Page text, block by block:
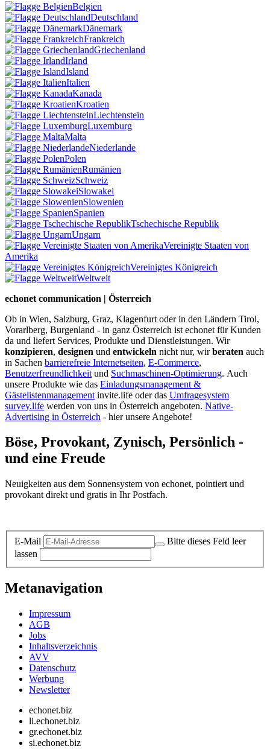
Belgien
Deutschland
Dänemark
Frankreich
Griechenland
Irland
Island
Italien
Kanada
Kroatien
Liechtenstein
Luxemburg
Malta
Niederlande
Polen
Rumänien
Schweiz
Slowakei
Slowenien
Spanien
Tschechische Republik
Ungarn
Vereinigte Staaten von
Amerika
Vereinigtes Königreich
Weltweit
echonet communication | Österreich
Ob in Wien, Salzburg, Graz, Klagenfurt oder in den Ländern Tirol,
Vorarlberg, Burgenland - in ganz Österreich ist echonet für Kunden
da und liefert Services, Produkte und Dienstleistungen. Wir
konzipieren, designen und entwickeln nicht nur, wirberaten auch
in Sachen barrierefreie Internetseiten, E-Commerce,
Benutzerfreundlichkeit und Suchmaschinen-Optimierung. Auch
unsere Produkte wie das Einladungsmanagement &
Gästelistenmanagement invite.life oder das Umfragesystem
survey.life werden von uns in Österreich angeboten. Native-
Advertising in Österreich - hier unsere Angebote!
Böse, Provokant, Zynisch, Persönlich -
und eine Freude
Neuigkeiten aus dem Sonnensystem von echonet, pointiert und
provokant direkt und gratis in Ihr Postfach.
E-Mail
Bitte dieses Feld leer
lassen
Metanavigation
Impressum
AGB
Jobs
Inhaltsverzeichnis
AVV
Datenschutz
Werbung
Newsletter
echonet.biz
li.echonet.biz
gr.echonet.biz
si.echonet.biz